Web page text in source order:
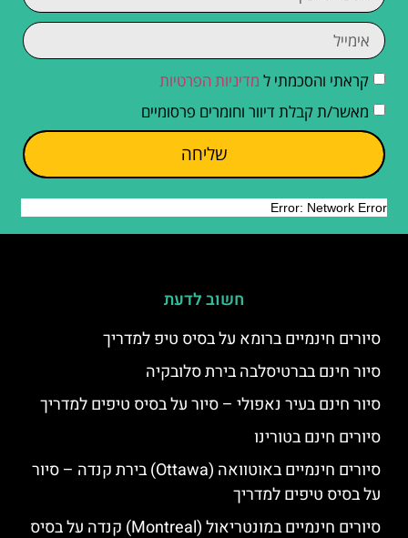
קראתי והסכמתי ל מדיניות הפרטיות
מאשר/ת קבלת דיוור וחומרים פרסומיים
שליחה
חשוב לדעת
סיורים חינמיים ברומא על בסיס טיפ למדריך
סיור חינם בברטיסלבה בירת סלובקיה
סיור חינם בעיר נאפולי – סיור על בסיס טיפים למדריך
סיורים חינם בטורינו
סיורים חינמיים באוטוואה (Ottawa) בירת קנדה – סיור
על בסיס טיפים למדריך
סיורים חינמיים במונטריאול (Montreal) קנדה על בסיס